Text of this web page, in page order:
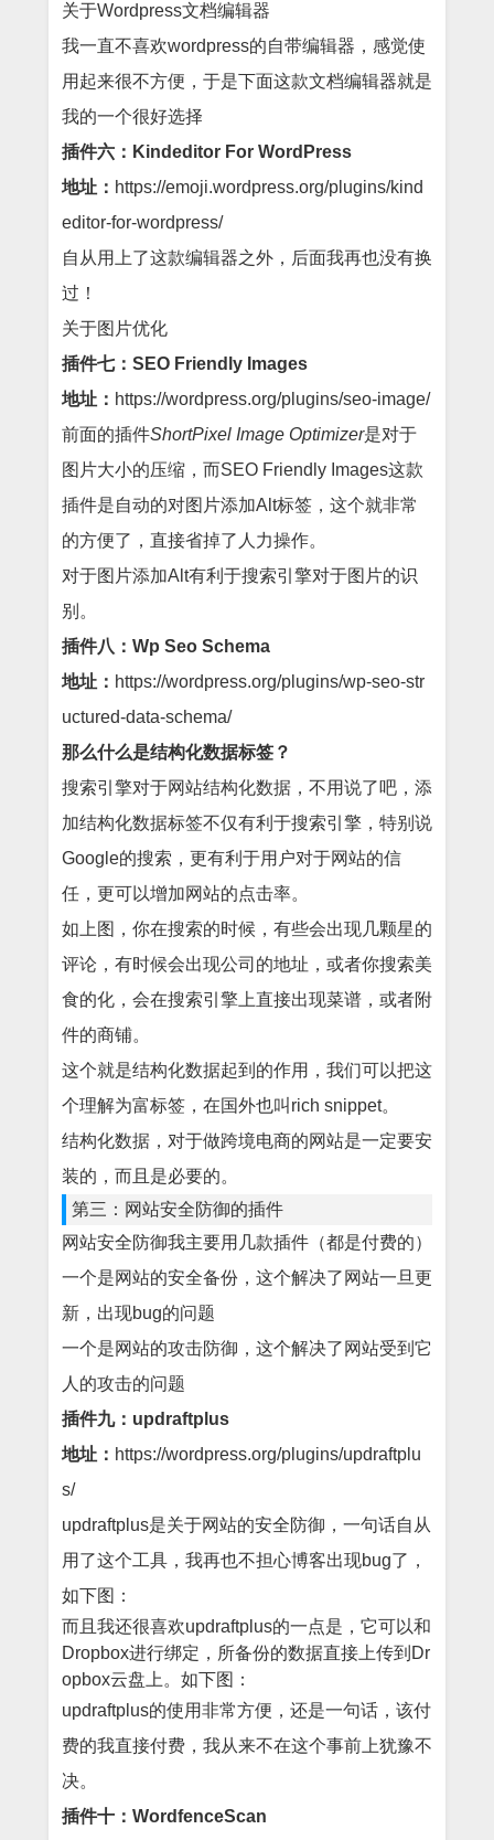
关于Wordpress文档编辑器
我一直不喜欢wordpress的自带编辑器，感觉使
用起来很不方便，于是下面这款文档编辑器就是
我的一个很好选择
插件六：Kindeditor For WordPress
地址： https://emoji.wordpress.org/plugins/kind
editor-for-wordpress/
自从用上了这款编辑器之外，后面我再也没有换
过！
关于图片优化
插件七：SEO Friendly Images
地址： https://wordpress.org/plugins/seo-image/
前面的插件ShortPixel Image Optimizer是对于
图片大小的压缩，而SEO Friendly Images这款
插件是自动的对图片添加Alt标签，这个就非常
的方便了，直接省掉了人力操作。
对于图片添加Alt有利于搜索引擎对于图片的识
别。
插件八：Wp Seo Schema
地址： https://wordpress.org/plugins/wp-seo-str
uctured-data-schema/
那么什么是结构化数据标签？
搜索引擎对于网站结构化数据，不用说了吧，添
加结构化数据标签不仅有利于搜索引擎，特别说
Google的搜索，更有利于用户对于网站的信
任，更可以增加网站的点击率。
如上图，你在搜索的时候，有些会出现几颗星的
评论，有时候会出现公司的地址，或者你搜索美
食的化，会在搜索引擎上直接出现菜谱，或者附
件的商铺。
这个就是结构化数据起到的作用，我们可以把这
个理解为富标签，在国外也叫rich snippet。
结构化数据，对于做跨境电商的网站是一定要安
装的，而且是必要的。
第三：网站安全防御的插件
网站安全防御我主要用几款插件（都是付费的）
一个是网站的安全备份，这个解决了网站一旦更
新，出现bug的问题
一个是网站的攻击防御，这个解决了网站受到它
人的攻击的问题
插件九：updraftplus
地址： https://wordpress.org/plugins/updraftplu
s/
updraftplus是关于网站的安全防御，一句话自从
用了这个工具，我再也不担心博客出现bug了，
如下图：
而且我还很喜欢updraftplus的一点是，它可以和
Dropbox进行绑定，所备份的数据直接上传到Dr
opbox云盘上。如下图：
updraftplus的使用非常方便，还是一句话，该付
费的我直接付费，我从来不在这个事前上犹豫不
决。
插件十：WordfenceScan